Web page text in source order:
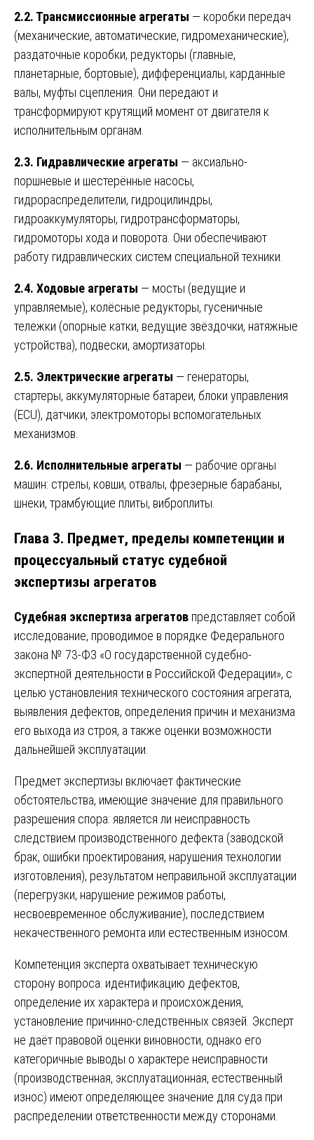
2.2. Трансмиссионные агрегаты — коробки передач
(механические, автоматические, гидромеханические),
раздаточные коробки, редукторы (главные,
планетарные, бортовые), дифференциалы, карданные
валы, муфты сцепления. Они передают и
трансформируют крутящий момент от двигателя к
исполнительным органам.
2.3. Гидравлические агрегаты — аксиально-
поршневые и шестерённые насосы,
гидрораспределители, гидроцилиндры,
гидроаккумуляторы, гидротрансформаторы,
гидромоторы хода и поворота. Они обеспечивают
работу гидравлических систем специальной техники.
2.4. Ходовые агрегаты — мосты (ведущие и
управляемые), колёсные редукторы, гусеничные
тележки (опорные катки, ведущие звёздочки, натяжные
устройства), подвески, амортизаторы.
2.5. Электрические агрегаты — генераторы,
стартеры, аккумуляторные батареи, блоки управления
(ECU), датчики, электромоторы вспомогательных
механизмов.
2.6. Исполнительные агрегаты — рабочие органы
машин: стрелы, ковши, отвалы, фрезерные барабаны,
шнеки, трамбующие плиты, виброплиты.
Глава 3. Предмет, пределы компетенции и
процессуальный статус судебной
экспертизы агрегатов
Судебная экспертиза агрегатов представляет собой
исследование, проводимое в порядке Федерального
закона № 73-ФЗ «О государственной судебно-
экспертной деятельности в Российской Федерации», с
целью установления технического состояния агрегата,
выявления дефектов, определения причин и механизма
его выхода из строя, а также оценки возможности
дальнейшей эксплуатации.
Предмет экспертизы включает фактические
обстоятельства, имеющие значение для правильного
разрешения спора: является ли неисправность
следствием производственного дефекта (заводской
брак, ошибки проектирования, нарушения технологии
изготовления), результатом неправильной эксплуатации
(перегрузки, нарушение режимов работы,
несвоевременное обслуживание), последствием
некачественного ремонта или естественным износом.
Компетенция эксперта охватывает техническую
сторону вопроса: идентификацию дефектов,
определение их характера и происхождения,
установление причинно-следственных связей. Эксперт
не даёт правовой оценки виновности, однако его
категоричные выводы о характере неисправности
(производственная, эксплуатационная, естественный
износ) имеют определяющее значение для суда при
распределении ответственности между сторонами.